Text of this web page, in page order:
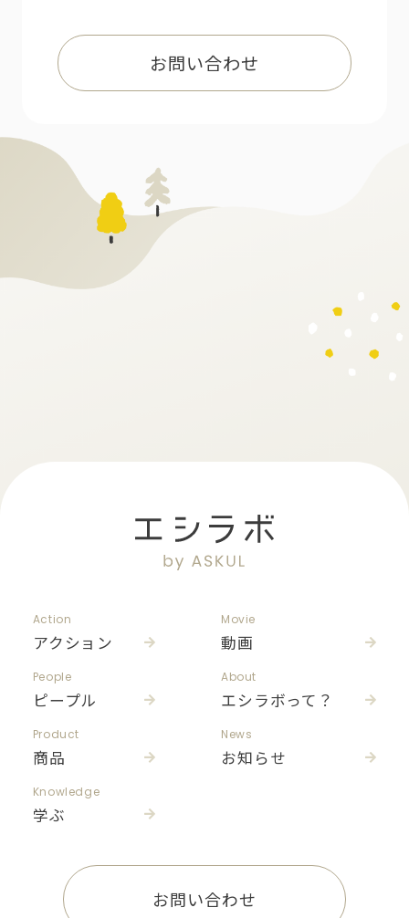
お問い合わせ
お問い合わせ
アクション
Action
ピープル
People
商品
Product
学ぶ
Knowledge
動画
Movie
エシラボって？
About
お知らせ
News